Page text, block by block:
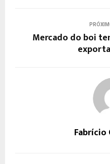
Mercado do boi
Fabrício